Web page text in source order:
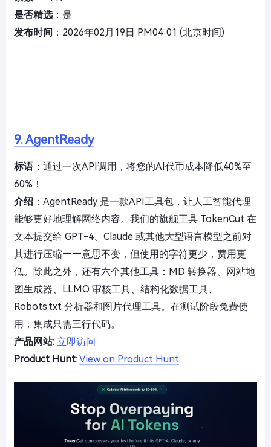
是否精选：是
发布时间 ：2026年02月19日 PM04:01 (北京时间)
9. AgentReady
标语：通过一次API调用，将您的AI代币成本降低40%至
60%！
介绍 ：AgentReady 是一款API工具包，让人工智能代理
能够更好地理解网络内容。我们的旗舰工具 TokenCut 在
文本提交给 GPT-4、Claude 或其他大型语言模型之前对
其进行压缩——意思不变，但使用的字符更少，费用更
低。除此之外，还有六个其他工具：MD 转换器、网站地
图生成器、LLMO 审核工具、结构化数据工具、
Robots.txt 分析器和图片代理工具。在测试阶段免费使
用，集成只需三行代码。
产品网站: 立即访问
Product Hunt: View on Product Hunt